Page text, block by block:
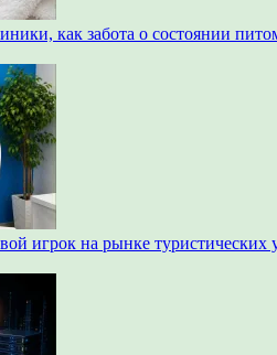
как забота о состоянии
игрок на рынке туристических